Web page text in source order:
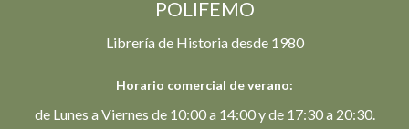
POLIFEMO
Librería de Historia desde 1980
Horario comercial de verano:
de Lunes a Viernes de 10:00 a 14:00 y de 17:30 a 20:30.